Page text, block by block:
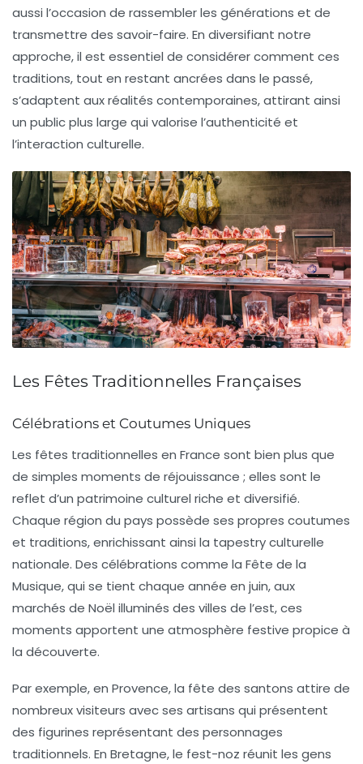
aussi l’occasion de rassembler les générations et de
transmettre des savoir-faire. En diversifiant notre
approche, il est essentiel de considérer comment ces
traditions, tout en restant ancrées dans le passé,
s’adaptent aux réalités contemporaines, attirant ainsi
un public plus large qui valorise l’authenticité et
l’interaction culturelle.
Les Fêtes Traditionnelles Françaises
Célébrations et Coutumes Uniques
Les fêtes traditionnelles en France sont bien plus que
de simples moments de réjouissance ; elles sont le
reflet d’un patrimoine culturel riche et diversifié.
Chaque région du pays possède ses propres coutumes
et traditions, enrichissant ainsi la tapestry culturelle
nationale. Des célébrations comme la Fête de la
Musique, qui se tient chaque année en juin, aux
marchés de Noël illuminés des villes de l’est, ces
moments apportent une atmosphère festive propice à
la découverte.
Par exemple, en Provence, la fête des santons attire de
nombreux visiteurs avec ses artisans qui présentent
des figurines représentant des personnages
traditionnels. En Bretagne, le fest-noz réunit les gens